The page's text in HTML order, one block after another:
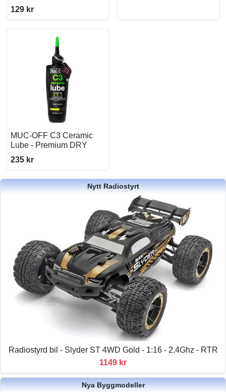
129 kr
MUC-OFF C3 Ceramic
Lube - Premium DRY
235 kr
Nytt Radiostyrt
Radiostyrd bil - Slyder ST 4WD Gold - 1:16 - 2,4Ghz - RTR
1149 kr
Nya Byggmodeller